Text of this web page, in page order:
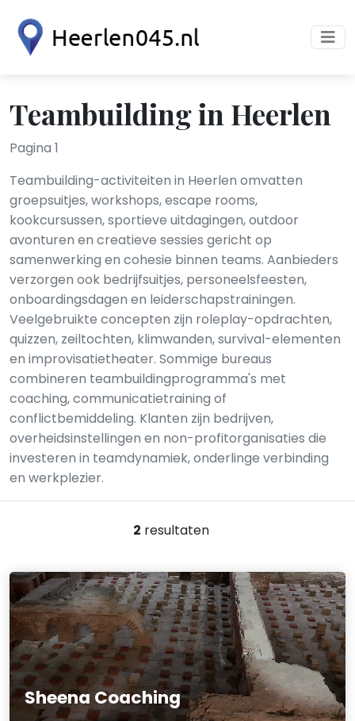
Teambuilding in Heerlen
Pagina 1
Teambuilding-activiteiten in Heerlen omvatten
groepsuitjes, workshops, escape rooms,
kookcursussen, sportieve uitdagingen, outdoor
avonturen en creatieve sessies gericht op
samenwerking en cohesie binnen teams. Aanbieders
verzorgen ook bedrijfsuitjes, personeelsfeesten,
onboardingsdagen en leiderschapstrainingen.
Veelgebruikte concepten zijn roleplay-opdrachten,
quizzen, zeiltochten, klimwanden, survival-elementen
en improvisatietheater. Sommige bureaus
combineren teambuildingprogramma's met
coaching, communicatietraining of
conflictbemiddeling. Klanten zijn bedrijven,
overheidsinstellingen en non-profitorganisaties die
investeren in teamdynamiek, onderlinge verbinding
en werkplezier.
2 resultaten
Sheena Coaching